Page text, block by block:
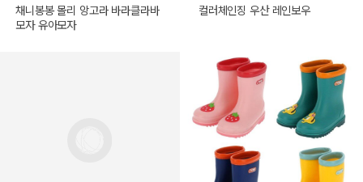
채니봉봉 몰리 앙고라 바라클라바
모자 유아모자
컬러체인징 우산 레인보우